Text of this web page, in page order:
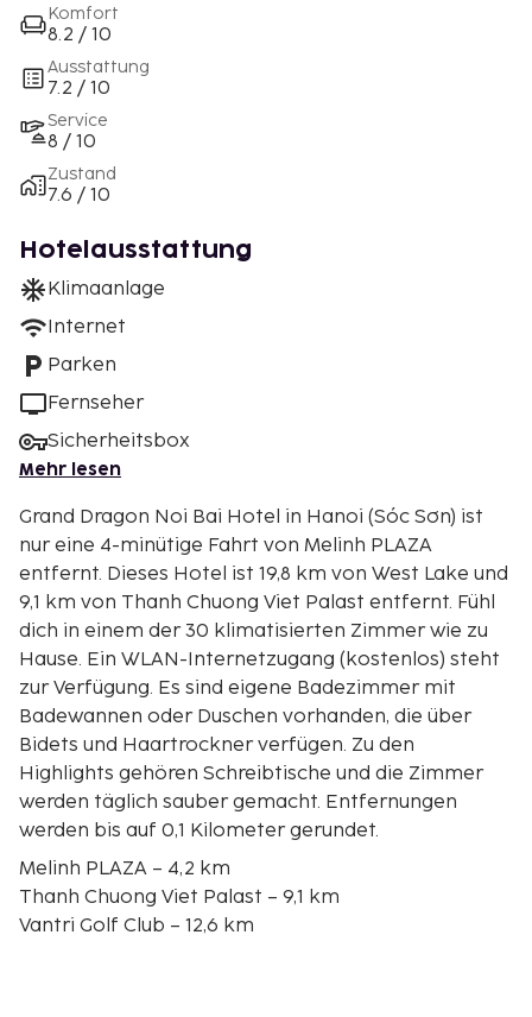
Komfort
8.2 / 10
Ausstattung
7.2 / 10
Service
8 / 10
Zustand
7.6 / 10
Hotelausstattung
Klimaanlage
Internet
Parken
Fernseher
Sicherheitsbox
Mehr lesen
Grand Dragon Noi Bai Hotel in Hanoi (Sóc Sơn) ist
nur eine 4-minütige Fahrt von Melinh PLAZA
entfernt. Dieses Hotel ist 19,8 km von West Lake und
9,1 km von Thanh Chuong Viet Palast entfernt. Fühl
dich in einem der 30 klimatisierten Zimmer wie zu
Hause. Ein WLAN-Internetzugang (kostenlos) steht
zur Verfügung. Es sind eigene Badezimmer mit
Badewannen oder Duschen vorhanden, die über
Bidets und Haartrockner verfügen. Zu den
Highlights gehören Schreibtische und die Zimmer
werden täglich sauber gemacht. Entfernungen
werden bis auf 0,1 Kilometer gerundet.
Melinh PLAZA – 4,2 km
Thanh Chuong Viet Palast – 9,1 km
Vantri Golf Club – 12,6 km